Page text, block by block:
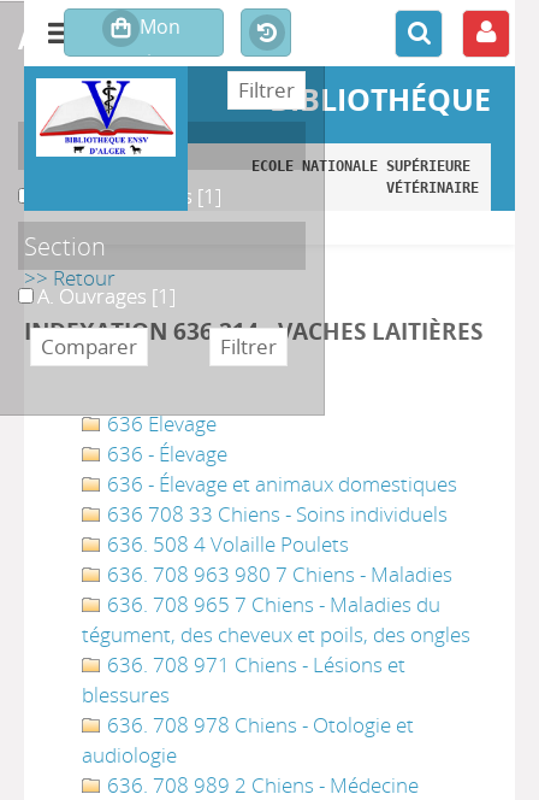
BIBLIOTHÉQUE
ECOLE NATIONALE SUPÉRIEURE
VÉTÉRINAIRE
>> Retour
INDEXATION 636.214 - VACHES LAITIÈRES
636 Elevage
636 - Élevage
636 - Élevage et animaux domestiques
636 708 33 Chiens - Soins individuels
636. 508 4 Volaille Poulets
636. 708 963 980 7 Chiens - Maladies
636. 708 965 7 Chiens - Maladies du
tégument, des cheveux et poils, des ongles
636. 708 971 Chiens - Lésions et
blessures
636. 708 978 Chiens - Otologie et
audiologie
636. 708 989 2 Chiens - Médecine
affiner ou comparer
Localisation
A. Monographies
A. Monographies [1]
Section
A. Ouvrages
A. Ouvrages [1]